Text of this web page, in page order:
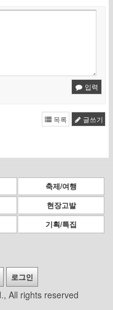
입력
목록 글쓰기
축제/여행
현장고발
기획/특집
로그인
All rights reserved